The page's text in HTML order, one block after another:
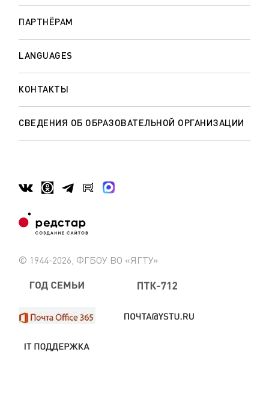
ПАРТНЁРАМ
LANGUAGES
КОНТАКТЫ
СВЕДЕНИЯ ОБ ОБРАЗОВАТЕЛЬНОЙ ОРГАНИЗАЦИИ
© 1944-2026, ФГБОУ ВО «ЯГТУ»